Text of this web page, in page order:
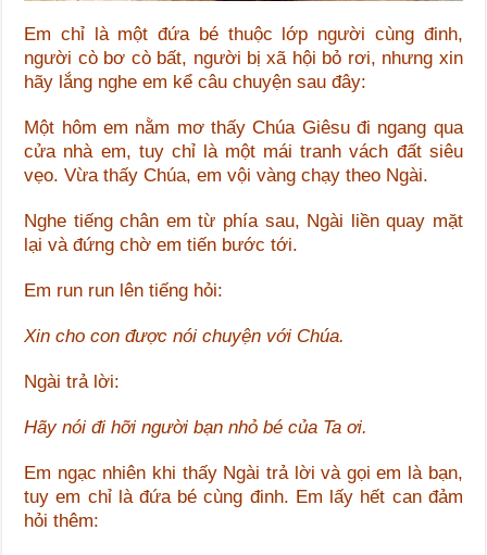
Em chỉ là một đứa bé thuộc lớp người cùng đinh,
người cò bơ cò bất, người bị xã hội bỏ rơi, nhưng xin
hãy lắng nghe em kể câu chuyện sau đây:
Một hôm em nằm mơ thấy Chúa Giêsu đi ngang qua
cửa nhà em, tuy chỉ là một mái tranh vách đất siêu
vẹo. Vừa thấy Chúa, em vội vàng chạy theo Ngài.
Nghe tiếng chân em từ phía sau, Ngài liền quay mặt
lại và đứng chờ em tiến bước tới.
Em run run lên tiếng hỏi:
Xin cho con được nói chuyện với Chúa.
Ngài trả lời:
Hãy nói đi hỡi người bạn nhỏ bé của Ta ơi.
Em ngạc nhiên khi thấy Ngài trả lời và gọi em là bạn,
tuy em chỉ là đứa bé cùng đinh. Em lấy hết can đảm
hỏi thêm: